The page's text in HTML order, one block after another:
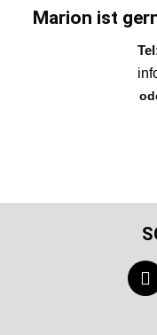
Marion ist